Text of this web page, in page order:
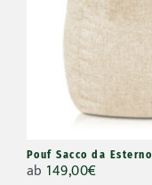
Pouf Sacco da Esterno
ab 149,00€